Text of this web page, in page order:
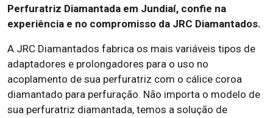
Perfuratriz Diamantada em Jundiaí, confie na
experiência e no compromisso da JRC Diamantados.
A JRC Diamantados fabrica os mais variáveis tipos de
adaptadores e prolongadores para o uso no
acoplamento de sua perfuratriz com o cálice coroa
diamantado para perfuração. Não importa o modelo de
sua perfuratriz diamantada, temos a solução de